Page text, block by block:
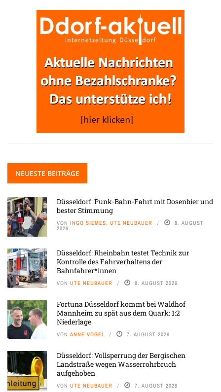
NEUESTE BEITRÄGE
Düsseldorf: Punk-Bahn-Fahrt mit Dosenbier und
bester Stimmung
VON INGO SIEMES, UTE NEUBAUER 8. AUGUST
2026
Düsseldorf: Rheinbahn testet Technik zur
Kontrolle des Fahrverhaltens der
Bahnfahrer*innen
VON UTE NEUBAUER 8. AUGUST 2026
Fortuna Düsseldorf kommt bei Waldhof
Mannheim zu spät aus dem Quark: 1:2
Niederlage
VON ANNE VOGEL 7. AUGUST 2026
Düsseldorf: Vollsperrung der Bergischen
Landstraße wegen Wasserrohrbruch
aufgehoben
VON UTE NEUBAUER 7. AUGUST 2026